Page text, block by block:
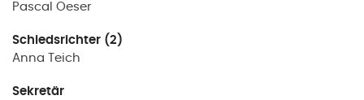
Pascal Oeser
Schiedsrichter (2)
Anna
Teich
Sekretär